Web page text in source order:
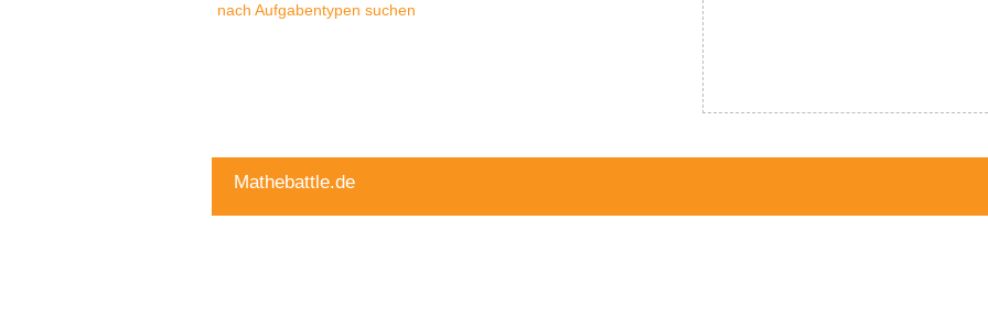
nach Aufgabentypen suchen
Mathebattle.de